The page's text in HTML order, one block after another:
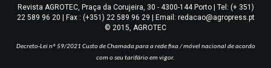
Revista AGROTEC, Praça da Corujeira, 30 - 4300-144 Porto | Tel: (+ 351)
22 589 96 20 | Fax : (+351) 22 589 96 29 | Email: redacao@agropress.pt
© 2015, AGROTEC
Decreto-Lei nº 59/2021 Custo de Chamada para a rede fixa / móvel nacional de acordo
com o seu tarifário em vigor.